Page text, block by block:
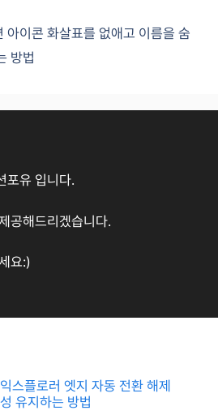
아이콘 화살표를 없애고 이름을 숨
방법
포유 입니다.
공해드리겠습니다.
요:)
스플로러 엣지 자동 전환 해제
유지하는 방법